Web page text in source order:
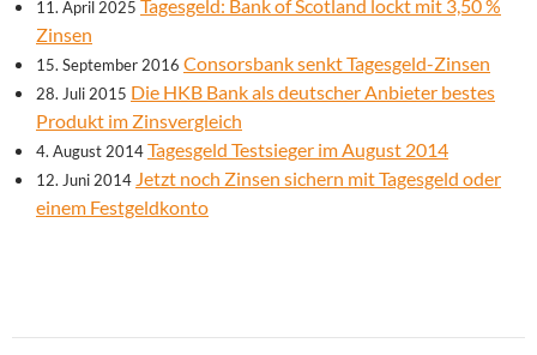
11. April 2025 Tagesgeld: Bank of Scotland lockt mit 3,50 %
Zinsen
15. September 2016 Consorsbank senkt Tagesgeld-Zinsen
28. Juli 2015 Die HKB Bank als deutscher Anbieter bestes
Produkt im Zinsvergleich
4. August 2014Tagesgeld Testsieger im August 2014
12. Juni 2014 Jetzt noch Zinsen sichern mit Tagesgeld oder
einem Festgeldkonto